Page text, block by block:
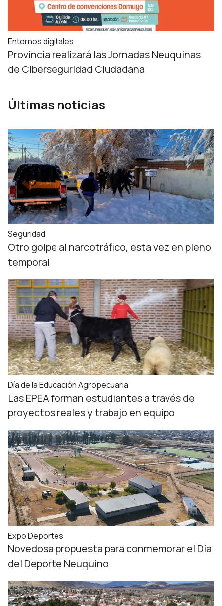
Entornos digitales
Provincia realizará las Jornadas Neuquinas
de Ciberseguridad Ciudadana
Últimas noticias
Seguridad
Otro golpe al narcotráfico, esta vez en pleno
temporal
Día de la Educación Agropecuaria
Las EPEA forman estudiantes a través de
proyectos reales y trabajo en equipo
Expo Deportes
Novedosa propuesta para conmemorar el Día
del Deporte Neuquino